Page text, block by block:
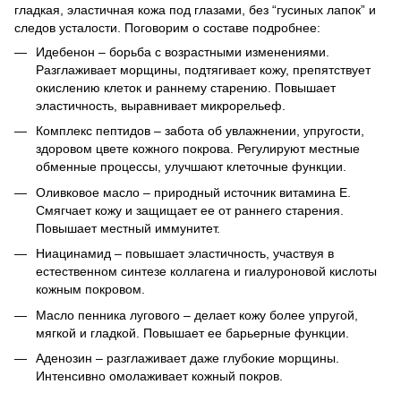
гладкая, эластичная кожа под глазами, без “гусиных лапок” и
следов усталости. Поговорим о составе подробнее:
Идебенон – борьба с возрастными изменениями.
Разглаживает морщины, подтягивает кожу, препятствует
окислению клеток и раннему старению. Повышает
эластичность, выравнивает микрорельеф.
Комплекс пептидов – забота об увлажнении, упругости,
здоровом цвете кожного покрова. Регулируют местные
обменные процессы, улучшают клеточные функции.
Оливковое масло – природный источник витамина Е.
Смягчает кожу и защищает ее от раннего старения.
Повышает местный иммунитет.
Ниацинамид – повышает эластичность, участвуя в
естественном синтезе коллагена и гиалуроновой кислоты
кожным покровом.
Масло пенника лугового – делает кожу более упругой,
мягкой и гладкой. Повышает ее барьерные функции.
Аденозин – разглаживает даже глубокие морщины.
Интенсивно омолаживает кожный покров.